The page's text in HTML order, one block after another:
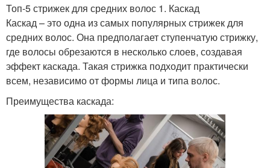
Топ-5 стрижек для средних волос 1. Каскад
Каскад – это одна из самых популярных стрижек для
средних волос. Она предполагает ступенчатую стрижку,
где волосы обрезаются в несколько слоев, создавая
эффект каскада. Такая стрижка подходит практически
всем, независимо от формы лица и типа волос.
Преимущества каскада: